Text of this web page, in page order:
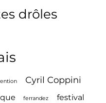
drôles
Cyril Coppini
ferrandez festival